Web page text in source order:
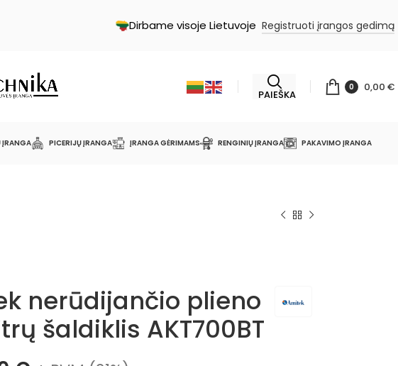
Dirbame visoje Lietuvoje Registruoti įrangos gedimą
PAIEŠKA
0 0,00 €
ĮRANGA PICERIJŲ ĮRANGA ĮRANGA GĖRIMAMS RENGINIŲ ĮRANGA PAKAVIMO ĮRANGA
nerūdijančio plieno
šaldiklis AKT700BT